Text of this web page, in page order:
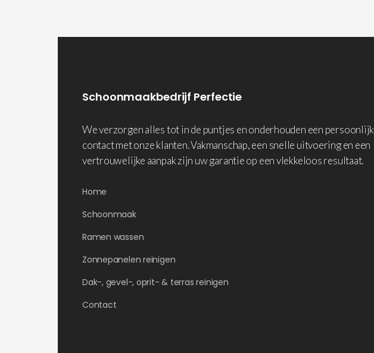
Schoonmaakbedrijf Perfectie
We verzorgen alles tot in de puntjes en onderhouden een persoonlijk
contact met onze klanten. Vakmanschap, een snelle uitvoering en een
vertrouwelijke aanpak zijn uw garantie op een vlekkeloos resultaat.
Home
Schoonmaak
Ramen wassen
Zonnepanelen reinigen
Dak-, gevel-, oprit- & terras reinigen
Contact